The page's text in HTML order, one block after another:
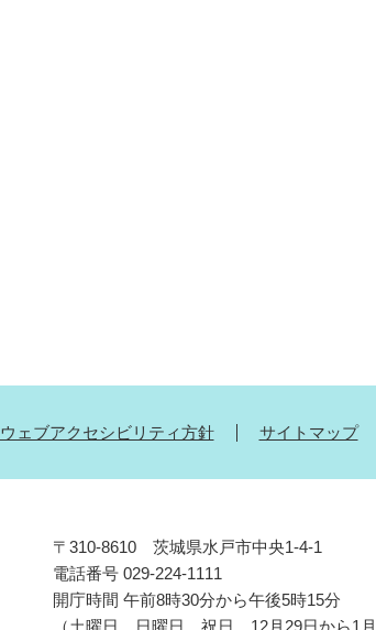
ウェブアクセシビリティ方針 サイトマップ
〒310-8610 茨城県水戸市中央1-4-1
電話番号 029-224-1111
開庁時間 午前8時30分から午後5時15分